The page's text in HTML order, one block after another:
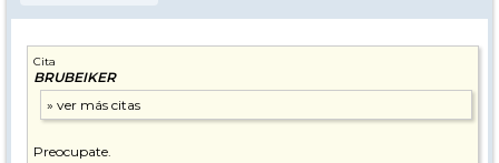
Cita
BRUBEIKER
Preocupate.